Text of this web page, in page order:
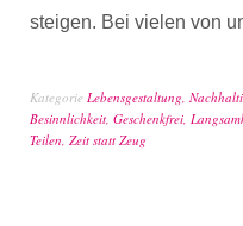
steigen. Bei vielen von
Kategorie Lebensgestaltung,
Besinnlichkeit, Geschenkfrei,
Teilen, Zeit statt Zeug